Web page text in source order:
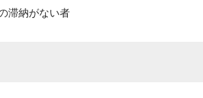
滞納がない者